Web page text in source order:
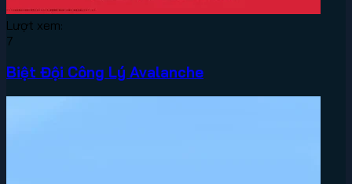
Lượt xem:
7
Biệt Đội Công Lý Avalanche